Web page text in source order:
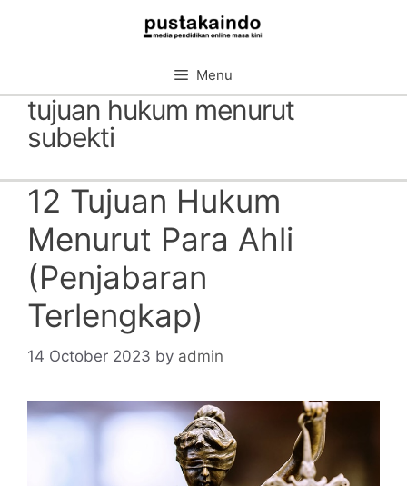
Menu
tujuan hukum menurut
subekti
12 Tujuan Hukum
Menurut Para Ahli
(Penjabaran
Terlengkap)
14 October 2023 by admin